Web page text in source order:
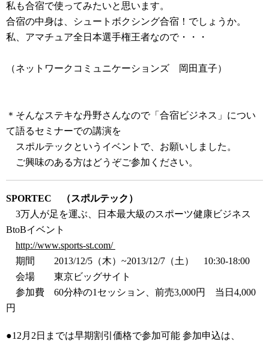
私も合宿で使ってみたいと思います。
合宿の中身は、シュートボクシング合宿！でしょうか。
私、アマチュア全日本選手権王者なので・・・
（ネットワークコミュニケーションズ 岡田直子）
＊そんなステキな丹野さんなので「合宿ビジネス」につい
て語るセミナーでの講演を
スポルテックというイベントで、お願いしました。
ご興味のある方はどうぞご参加ください。
SPORTEC （スポルテック）
3万人が足を運ぶ、日本最大級のスポーツ健康ビジネス
BtoBイベント
http://www.sports-st.com/
期間 2013/12/5（木）~2013/12/7（土） 10:30-18:00
会場 東京ビッグサイト
参加費 60分枠の1セッション、前売3,000円 当日4,000
円
●12月2日までは早期割引価格で参加可能 参加申込は、